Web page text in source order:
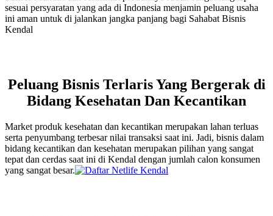
sesuai persyaratan yang ada di Indonesia menjamin peluang usaha
ini aman untuk di jalankan jangka panjang bagi Sahabat Bisnis
Kendal
Peluang Bisnis Terlaris Yang Bergerak di
Bidang Kesehatan Dan Kecantikan
Market produk kesehatan dan kecantikan merupakan lahan terluas
serta penyumbang terbesar nilai transaksi saat ini. Jadi, bisnis dalam
bidang kecantikan dan kesehatan merupakan pilihan yang sangat
tepat dan cerdas saat ini di Kendal dengan jumlah calon konsumen
yang sangat besar.